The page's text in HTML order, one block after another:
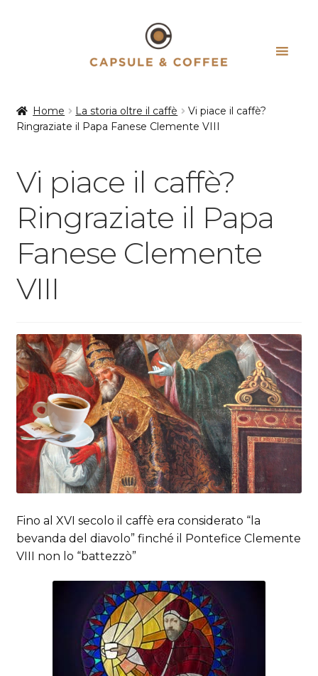
Home La storia oltre il caffè
Vi piace il caffè?
Ringraziate il Papa Fanese Clemente VIII
Vi piace il caffè?
Ringraziate il Papa
Fanese Clemente
VIII
Fino al XVI secolo il caffè era considerato “la
bevanda del diavolo” finché il Pontefice Clemente
VIII non lo “battezzò”